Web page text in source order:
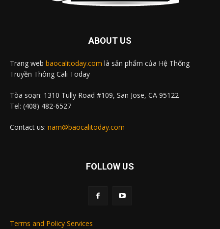
ABOUT US
Trang web baocalitoday.com là sản phẩm của Hệ Thống
Truyền Thông Cali Today
Tòa soạn: 1310 Tully Road #109, San Jose, CA 95122
Tel: (408) 482-6527
Contact us: nam@baocalitoday.com
FOLLOW US
Terms and Policy Services